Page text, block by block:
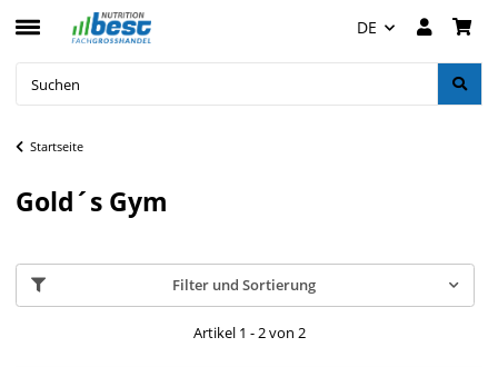
DE
Startseite
Gold´s Gym
Filter und Sortierung
Artikel 1 - 2 von 2